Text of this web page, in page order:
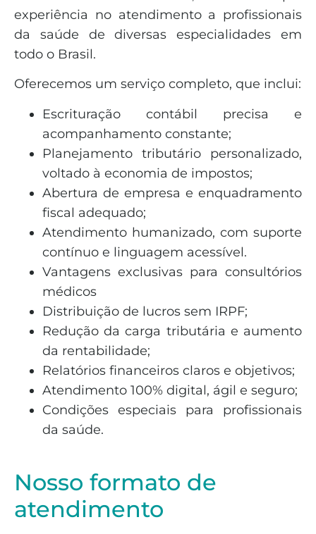
experiência no atendimento a profissionais
da saúde de diversas especialidades em
todo o Brasil.
Oferecemos um serviço completo, que inclui:
Escrituração contábil precisa e
acompanhamento constante;
Planejamento tributário personalizado,
voltado à economia de impostos;
Abertura de empresa e enquadramento
fiscal adequado;
Atendimento humanizado, com suporte
contínuo e linguagem acessível.
Vantagens exclusivas para consultórios
médicos
Distribuição de lucros sem IRPF;
Redução da carga tributária e aumento
da rentabilidade;
Relatórios financeiros claros e objetivos;
Atendimento 100% digital, ágil e seguro;
Condições especiais para profissionais
da saúde.
Nosso formato de
atendimento